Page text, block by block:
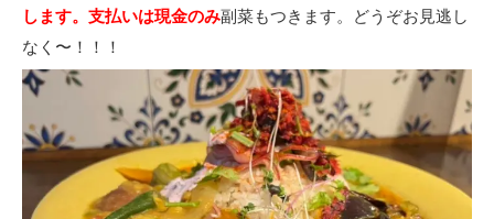
します。支払いは現金のみ副菜もつきます。どうぞお見逃し
なく〜！！！